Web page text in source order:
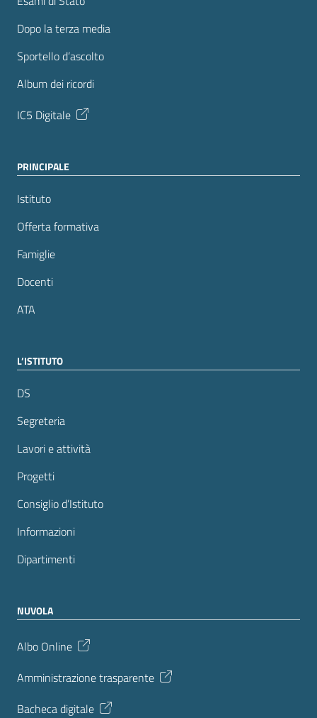
Dopo la terza media
Sportello d’ascolto
Album dei ricordi
IC5 Digitale
PRINCIPALE
Istituto
Offerta formativa
Famiglie
Docenti
ATA
L’ISTITUTO
DS
Segreteria
Lavori e attività
Progetti
Consiglio d’Istituto
Informazioni
Dipartimenti
NUVOLA
Albo Online
Amministrazione trasparente
Bacheca digitale